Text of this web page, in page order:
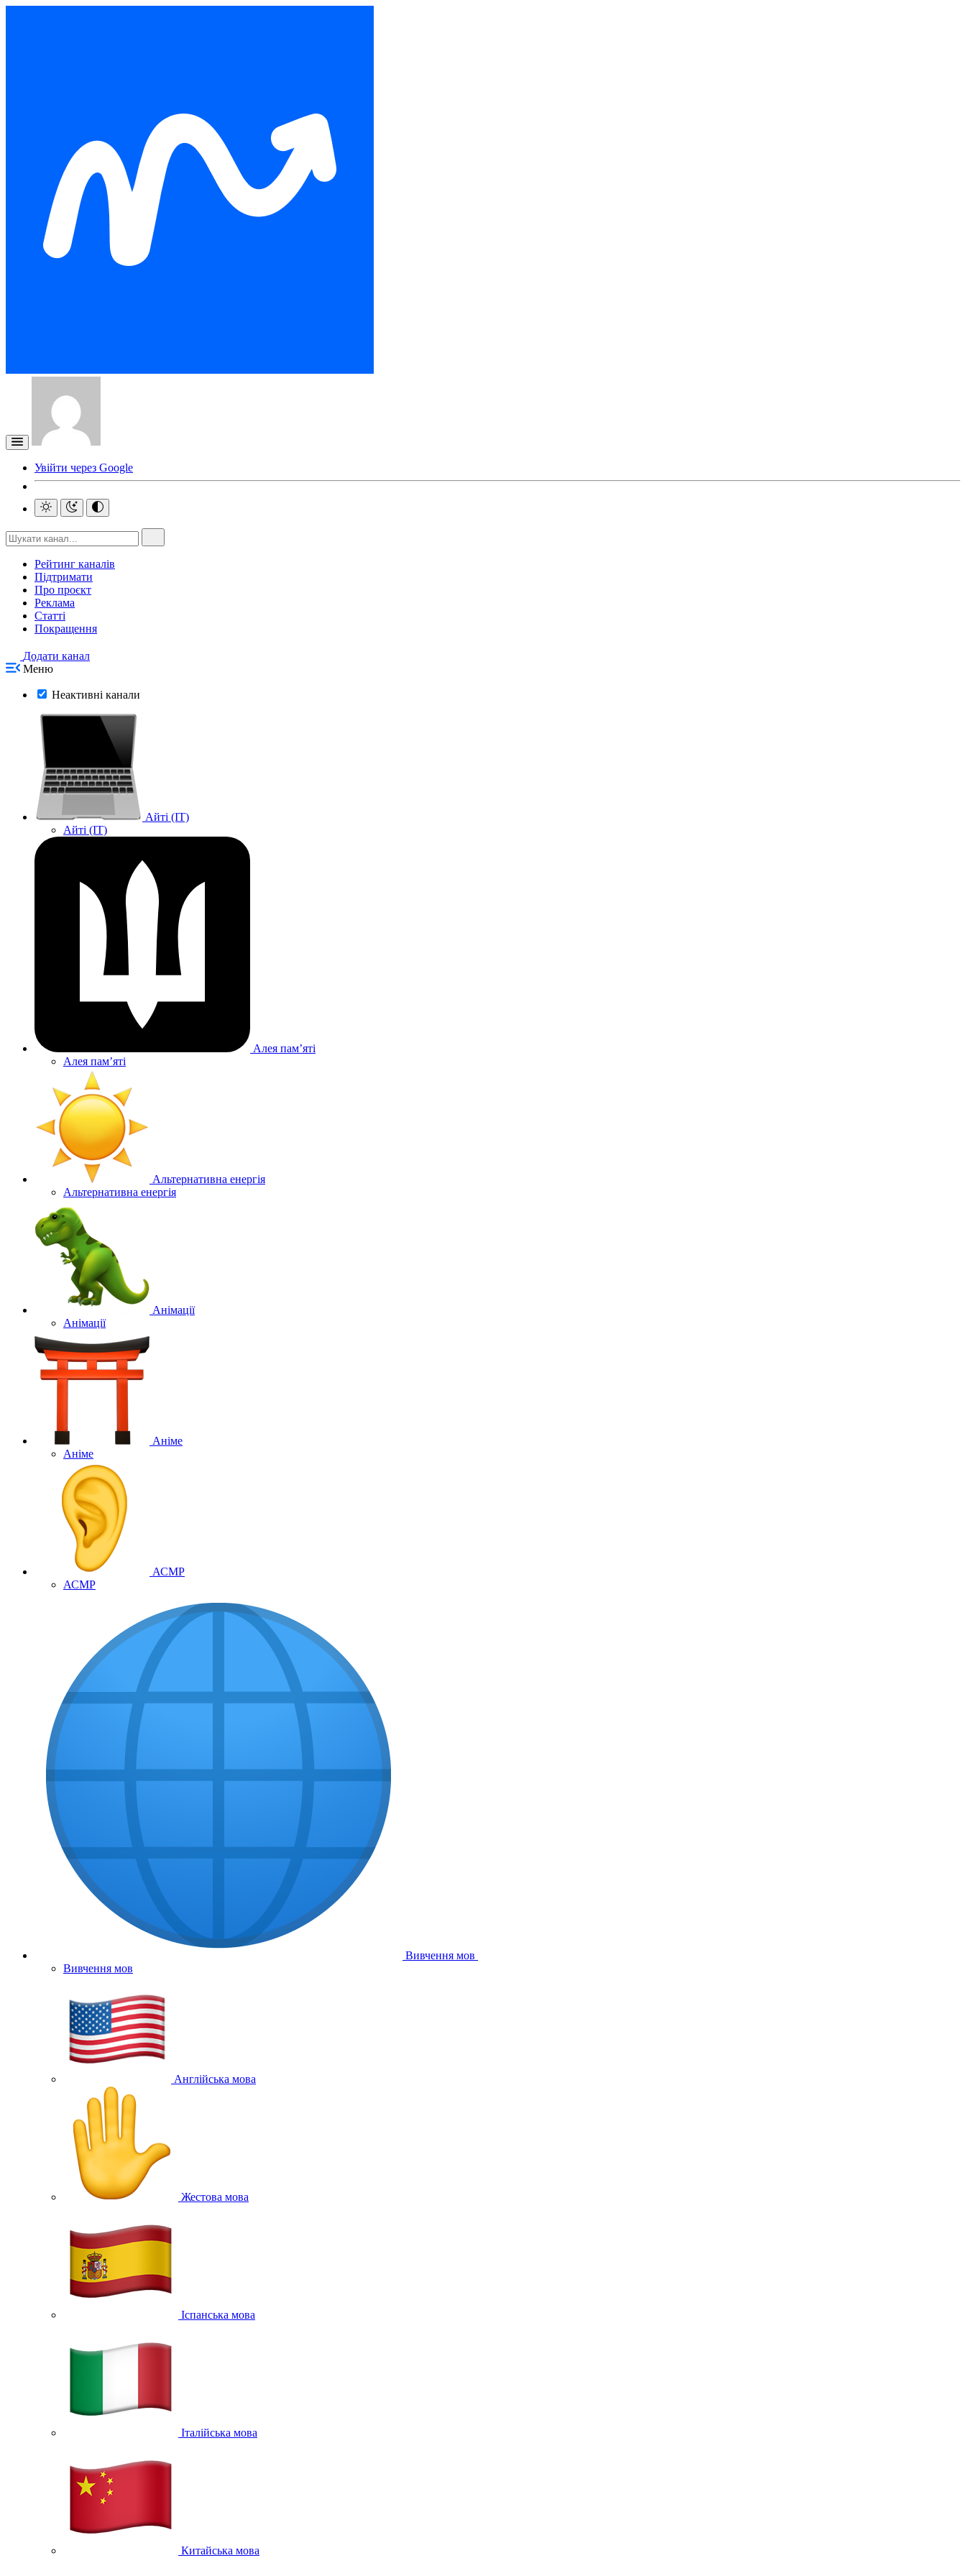
Увійти через Google
Рейтинг каналів
Підтримати
Про проєкт
Реклама
Статті
Покращення
Додати канал
Меню
Неактивні канали
Айті (IT)
Айті (IT)
Алея памʼяті
Алея памʼяті
Альтернативна енергія
Альтернативна енергія
Анімації
Анімації
Аніме
Аніме
АСМР
АСМР
Вивчення мов
Вивчення мов
Англійська мова
Жестова мова
Іспанська мова
Італійська мова
Китайська мова